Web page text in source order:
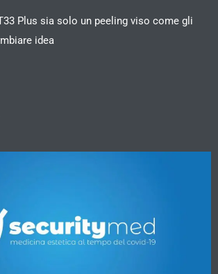
Plus sia solo un peeling viso come gli
idea